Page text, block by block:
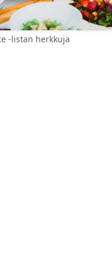
-listan herkkuja